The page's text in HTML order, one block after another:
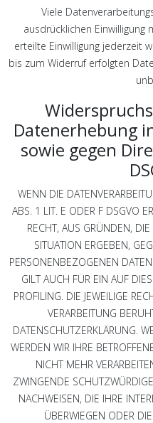
Viele
ausdrücklichen Einwilligung
erteilte Einwilligung jederzeit
bis zum Widerruf erfolgten
Datenerhebung
sowie gegen
WENN DIE
ABS. 1 LIT. E ODER F DSGVO
RECHT, AUS GRÜNDEN,
SITUATION ERGEBEN,
PERSONENBEZOGENEN
GILT AUCH FÜR EIN AUF
PROFILING. DIE JEWEILIGE
VERARBEITUNG
DATENSCHUTZERKLÄRUNG.
WERDEN WIR IHRE
NICHT MEHR
ZWINGENDE
NACHWEISEN, DIE IHRE
ÜBERWIEGEN ODER